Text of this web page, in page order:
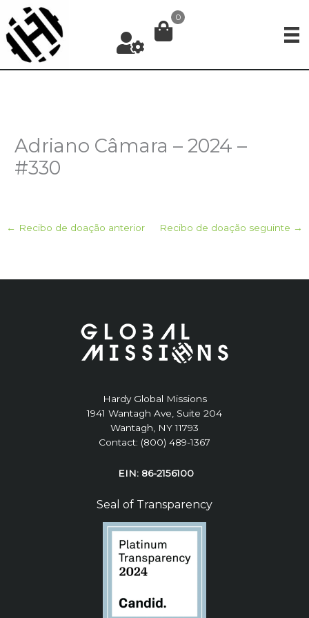
para
conteúdo
0
Adriano Câmara – 2024 –
#330
← Recibo de doação anterior Recibo de doação seguinte →
Hardy Global Missions
1941 Wantagh Ave, Suite 204
Wantagh, NY 11793
Contact: (800) 489-1367
EIN: 86-2156100
Seal of Transparency